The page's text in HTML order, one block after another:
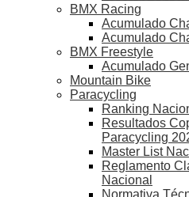
BMX Racing
Acumulado
Acumulado
BMX Freestyle
Acumulado
Mountain Bike
Paracycling
Ranking
Resultados
Paracycling
Master List
Reglamento
Nacional
Normativa